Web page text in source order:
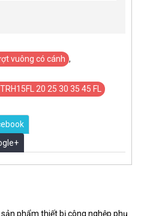
vuông có cánh ,
20 25 30 35 45 FL
sản phẩm thiết bị công nghệp phụ